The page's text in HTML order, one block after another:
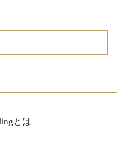
とは